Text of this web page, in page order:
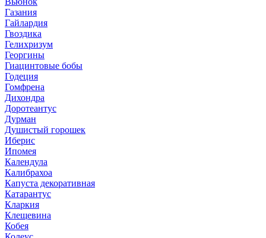
Газания
Гайлардия
Гвоздика
Гелихризум
Георгины
Гиацинтовые бобы
Годеция
Гомфрена
Дихондра
Доротеантус
Дурман
Душистый горошек
Иберис
Ипомея
Календула
Калибрахоа
Капуста декоративная
Катарантус
Кларкия
Клещевина
Кобея